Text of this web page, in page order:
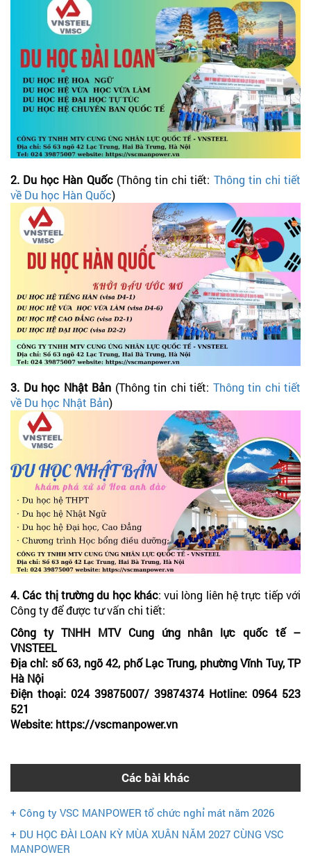
2. Du học Hàn Quốc(Thông tin chi tiết: Thông tin chi tiết
về Du học Hàn Quốc)
3. Du học Nhật Bản (Thông tin chi tiết: Thông tin chi tiết
về Du học Nhật Bản)
4. Các thị trường du học khác: vui lòng liên hệ trực tiếp với
Công ty để được tư vấn chi tiết:
Công ty TNHH MTV Cung ứng nhân lực quốc tế –
VNSTEEL
Địa chỉ: số 63, ngõ 42, phố Lạc Trung, phường Vĩnh Tuy, TP
Hà Nội
Điện thoại: 024 39875007/ 39874374 Hotline: 0964 523
521
Website: https://vscmanpower.vn
Các bài khác
+ Công ty VSC MANPOWER tổ chức nghỉ mát năm 2026
+ DU HỌC ĐÀI LOAN KỲ MÙA XUÂN NĂM 2027 CÙNG VSC
MANPOWER